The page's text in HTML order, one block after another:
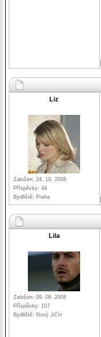
Liz
Založen: 24. 10. 2008
Příspěvky: 44
Bydliště: Praha
Lila
Založen: 09. 08. 2008
Příspěvky: 107
Bydliště: Nový Jičín